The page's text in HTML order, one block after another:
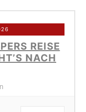
REISE
NACH